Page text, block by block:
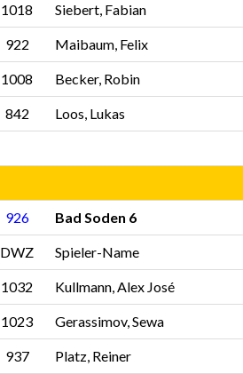
1018 Siebert, Fabian
922 Maibaum, Felix
1008 Becker, Robin
842 Loos, Lukas
926 Bad Soden 6
DWZ Spieler-Name
1032 Kullmann, Alex José
1023 Gerassimov, Sewa
937 Platz, Reiner